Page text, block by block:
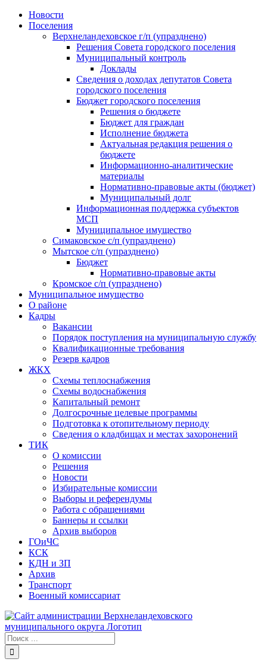
Skip
Новости
Поселения
Верхнеландеховское г/п (упразднено)
Решения Совета городского поселения
Муниципальный контроль
Доклады
Сведения о доходах депутатов Совета
городского поселения
Бюджет городского поселения
Решения о бюджете
Бюджет для граждан
Исполнение бюджета
Актуальная редакция решения о
бюджете
Информационно-аналитические
материалы
Нормативно-правовые акты (бюджет)
Муниципальный долг
Информационная поддержка субъектов
МСП
Муниципальное имущество
Симаковское с/п (упразднено)
Мытское с/п (упразднено)
Бюджет
Нормативно-правовые акты
Кромское с/п (упразднено)
Муниципальное имущество
О районе
Кадры
Вакансии
Порядок поступления на муниципальную службу
Квалификационные требования
Резерв кадров
ЖКХ
Схемы теплоснабжения
Схемы водоснабжения
Капитальный ремонт
Долгосрочные целевые программы
Подготовка к отопительному периоду
Сведения о кладбищах и местах захоронений
ТИК
О комиссии
Решения
Новости
Избирательные комиссии
Выборы и референдумы
Работа с обращениями
Баннеры и ссылки
Архив выборов
ГОиЧС
КСК
КДН и ЗП
Архив
Транспорт
Военный комиссариат
Результат
поиска: